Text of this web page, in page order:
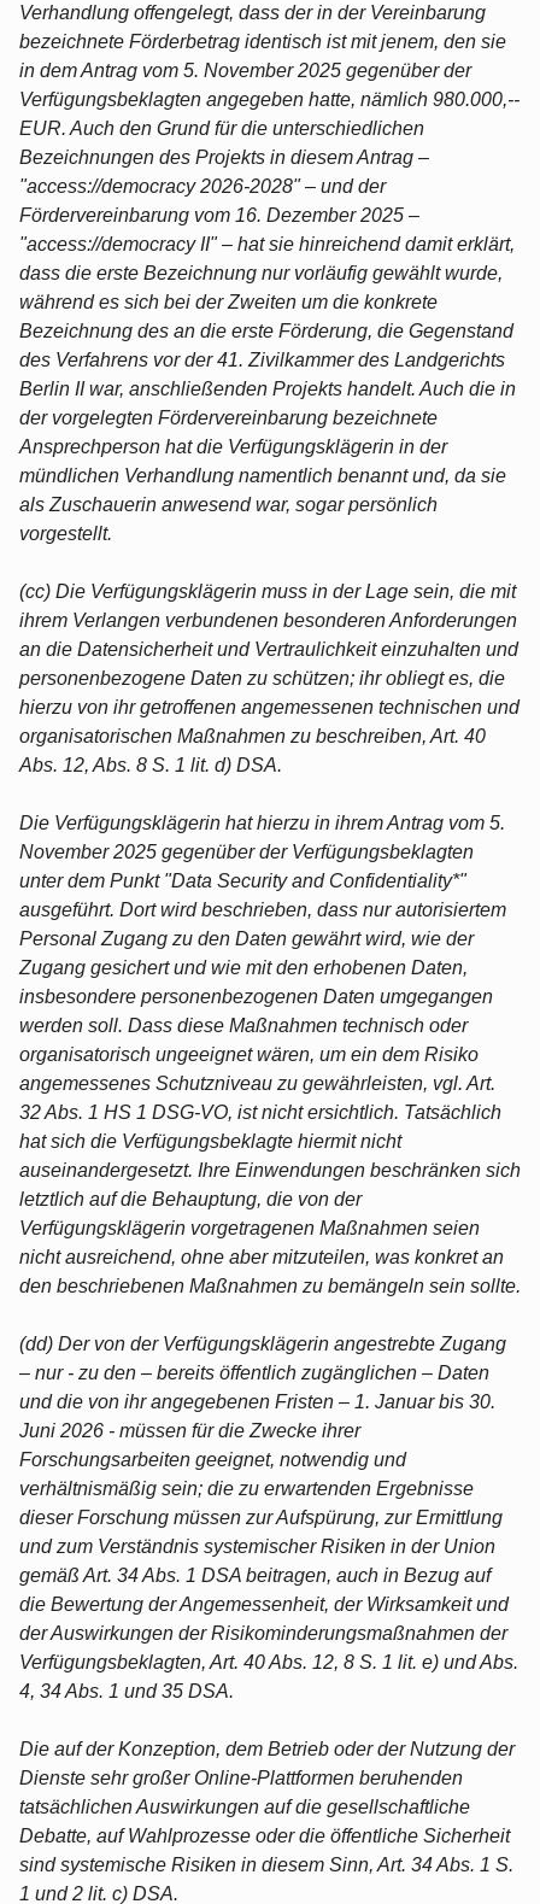
Verhandlung offengelegt, dass der in der Vereinbarung
bezeichnete Förderbetrag identisch ist mit jenem, den sie
in dem Antrag vom 5. November 2025 gegenüber der
Verfügungsbeklagten angegeben hatte, nämlich 980.000,--
EUR. Auch den Grund für die unterschiedlichen
Bezeichnungen des Projekts in diesem Antrag –
"access://democracy 2026-2028" – und der
Fördervereinbarung vom 16. Dezember 2025 –
"access://democracy II" – hat sie hinreichend damit erklärt,
dass die erste Bezeichnung nur vorläufig gewählt wurde,
während es sich bei der Zweiten um die konkrete
Bezeichnung des an die erste Förderung, die Gegenstand
des Verfahrens vor der 41. Zivilkammer des Landgerichts
Berlin II war, anschließenden Projekts handelt. Auch die in
der vorgelegten Fördervereinbarung bezeichnete
Ansprechperson hat die Verfügungsklägerin in der
mündlichen Verhandlung namentlich benannt und, da sie
als Zuschauerin anwesend war, sogar persönlich
vorgestellt.
(cc) Die Verfügungsklägerin muss in der Lage sein, die mit
ihrem Verlangen verbundenen besonderen Anforderungen
an die Datensicherheit und Vertraulichkeit einzuhalten und
personenbezogene Daten zu schützen; ihr obliegt es, die
hierzu von ihr getroffenen angemessenen technischen und
organisatorischen Maßnahmen zu beschreiben, Art. 40
Abs. 12, Abs. 8 S. 1 lit. d) DSA.
Die Verfügungsklägerin hat hierzu in ihrem Antrag vom 5.
November 2025 gegenüber der Verfügungsbeklagten
unter dem Punkt "Data Security and Confidentiality*"
ausgeführt. Dort wird beschrieben, dass nur autorisiertem
Personal Zugang zu den Daten gewährt wird, wie der
Zugang gesichert und wie mit den erhobenen Daten,
insbesondere personenbezogenen Daten umgegangen
werden soll. Dass diese Maßnahmen technisch oder
organisatorisch ungeeignet wären, um ein dem Risiko
angemessenes Schutzniveau zu gewährleisten, vgl. Art.
32 Abs. 1 HS 1 DSG-VO, ist nicht ersichtlich. Tatsächlich
hat sich die Verfügungsbeklagte hiermit nicht
auseinandergesetzt. Ihre Einwendungen beschränken sich
letztlich auf die Behauptung, die von der
Verfügungsklägerin vorgetragenen Maßnahmen seien
nicht ausreichend, ohne aber mitzuteilen, was konkret an
den beschriebenen Maßnahmen zu bemängeln sein sollte.
(dd) Der von der Verfügungsklägerin angestrebte Zugang
– nur - zu den – bereits öffentlich zugänglichen – Daten
und die von ihr angegebenen Fristen – 1. Januar bis 30.
Juni 2026 - müssen für die Zwecke ihrer
Forschungsarbeiten geeignet, notwendig und
verhältnismäßig sein; die zu erwartenden Ergebnisse
dieser Forschung müssen zur Aufspürung, zur Ermittlung
und zum Verständnis systemischer Risiken in der Union
gemäß Art. 34 Abs. 1 DSA beitragen, auch in Bezug auf
die Bewertung der Angemessenheit, der Wirksamkeit und
der Auswirkungen der Risikominderungsmaßnahmen der
Verfügungsbeklagten, Art. 40 Abs. 12, 8 S. 1 lit. e) und Abs.
4, 34 Abs. 1 und 35 DSA.
Die auf der Konzeption, dem Betrieb oder der Nutzung der
Dienste sehr großer Online-Plattformen beruhenden
tatsächlichen Auswirkungen auf die gesellschaftliche
Debatte, auf Wahlprozesse oder die öffentliche Sicherheit
sind systemische Risiken in diesem Sinn, Art. 34 Abs. 1 S.
1 und 2 lit. c) DSA.